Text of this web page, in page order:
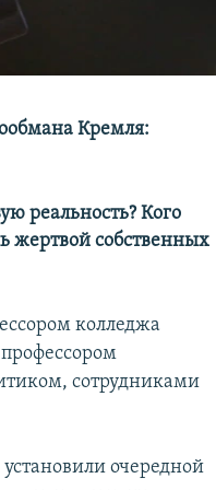
Кремля:
реальность? Кого
жертвой собственных
колледжа
сотрудниками
очередной